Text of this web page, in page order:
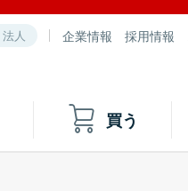
法人 企業情報 採用情報
買う